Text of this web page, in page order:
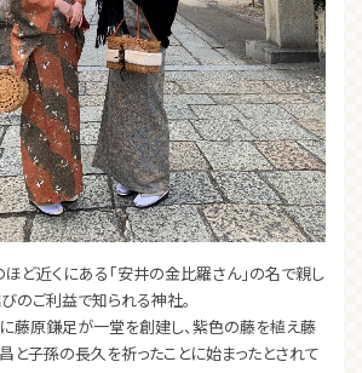
ど近くにある「安井の金比羅さん」の名で親し
のご利益で知られる神社。
藤原鎌足が一堂を創建し、紫色の藤を植え藤
と子孫の長久を祈ったことに始まったとされて